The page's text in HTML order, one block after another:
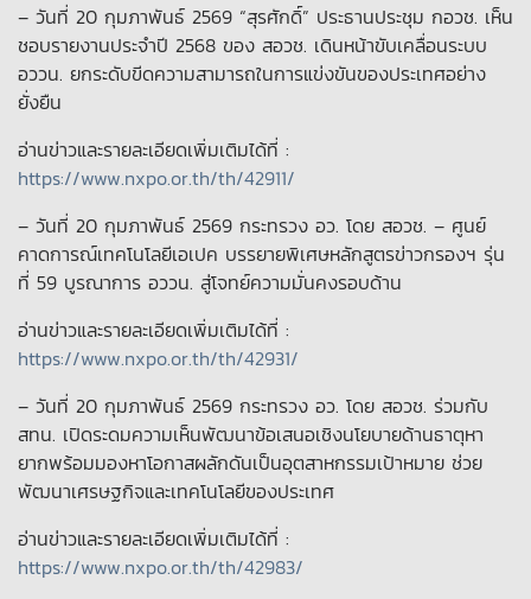
– วันที่ 20 กุมภาพันธ์ 2569 “สุรศักดิ์” ประธานประชุม กอวช. เห็น
ชอบรายงานประจำปี 2568 ของ สอวช. เดินหน้าขับเคลื่อนระบบ
อววน. ยกระดับขีดความสามารถในการแข่งขันของประเทศอย่าง
ยั่งยืน
อ่านข่าวและรายละเอียดเพิ่มเติมได้ที่ :
https://www.nxpo.or.th/th/42911/
– วันที่ 20 กุมภาพันธ์ 2569 กระทรวง อว. โดย สอวช. – ศูนย์
คาดการณ์เทคโนโลยีเอเปค บรรยายพิเศษหลักสูตรข่าวกรองฯ รุ่น
ที่ 59 บูรณาการ อววน. สู่โจทย์ความมั่นคงรอบด้าน
อ่านข่าวและรายละเอียดเพิ่มเติมได้ที่ :
https://www.nxpo.or.th/th/42931/
– วันที่ 20 กุมภาพันธ์ 2569 กระทรวง อว. โดย สอวช. ร่วมกับ
สทน. เปิดระดมความเห็นพัฒนาข้อเสนอเชิงนโยบายด้านธาตุหา
ยากพร้อมมองหาโอกาสผลักดันเป็นอุตสาหกรรมเป้าหมาย ช่วย
พัฒนาเศรษฐกิจและเทคโนโลยีของประเทศ
อ่านข่าวและรายละเอียดเพิ่มเติมได้ที่ :
https://www.nxpo.or.th/th/42983/